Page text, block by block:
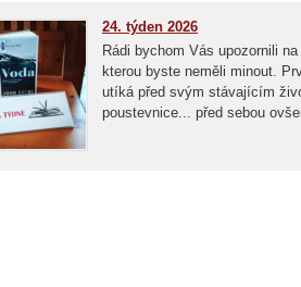
24. týden 2026
Rádi bychom Vás upozornili
kterou byste neměli minout.
utíká před svým stávajícím
poustevnice... před sebou